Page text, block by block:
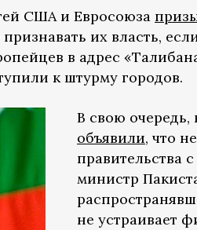
США и Евросоюза
их власть,
в адрес
к штурму городов.
В свою
объявили, что
правительства
министр
не устраивает